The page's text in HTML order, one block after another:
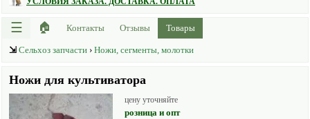
☰ 🏠 Контакты Отзывы Товары
⇲ Сельхоз запчасти › Ножи, сегменты, молотки
Ножи для культиватора
цену уточняйте
розница и опт